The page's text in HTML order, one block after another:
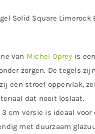
Solid Square
van Michel Oprey is
zorgen. De tegels
een stroef oppervlak,
dat nooit loslaat.
3 cm versie is ideaal voor
met duurzaam